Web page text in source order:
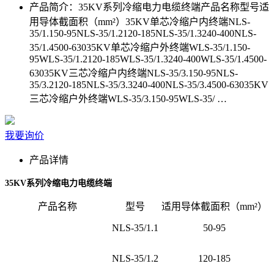
产品简介： 35KV系列冷缩电力电缆终端产品名称型号适
用导体截面积（mm²）35KV单芯冷缩户内终端NLS-
35/1.150-95NLS-35/1.2120-185NLS-35/1.3240-400NLS-
35/1.4500-63035KV单芯冷缩户外终端WLS-35/1.150-
95WLS-35/1.2120-185WLS-35/1.3240-400WLS-35/1.4500-
63035KV三芯冷缩户内终端NLS-35/3.150-95NLS-
35/3.2120-185NLS-35/3.3240-400NLS-35/3.4500-63035KV
三芯冷缩户外终端WLS-35/3.150-95WLS-35/ …
我要询价
产品详情
35KV系列冷缩电力电缆终端
产品名称 型号 适用导体截面积（mm²）
NLS-35/1.1 50-95
NLS-35/1.2 120-185